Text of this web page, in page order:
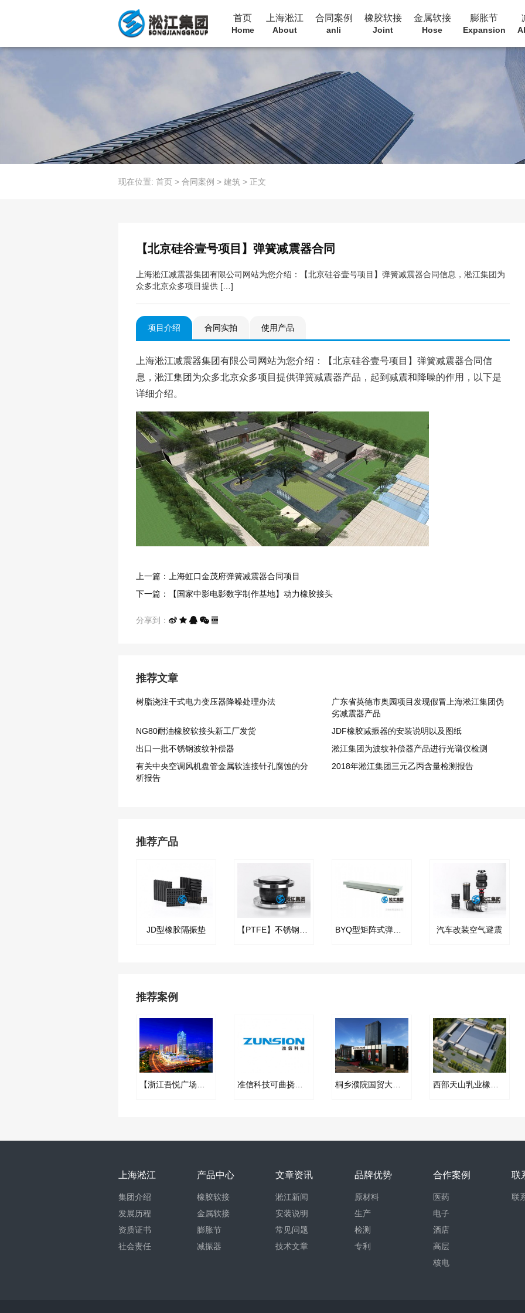
首页
Home
上海淞江
About
合同案例
anli
橡胶软接
Joint
金属软接
Hose
膨胀节
Expansion
现在位置: 首页 > 合同案例 > 建筑 > 正文
【北京硅谷壹号项目】弹簧减震器合同
上海淞江减震器集团有限公司网站为您介绍：【北京硅谷壹号项目】弹簧减震器合同信息，淞江集团为
众多北京众多项目提供 […]
项目介绍 合同实拍 使用产品
上海淞江减震器集团有限公司网站为您介绍：【北京硅谷壹号项目】弹簧减震器合同信
息，淞江集团为众多北京众多项目提供弹簧减震器产品，起到减震和降噪的作用，以下是
详细介绍。
上一篇：上海虹口金茂府弹簧减震器合同项目
下一篇：【国家中影电影数字制作基地】动力橡胶接头
分享到：
推荐文章
树脂浇注干式电力变压器降噪处理办法
广东省英德市奥园项目发现假冒上海淞江集团伪
劣减震器产品
NG80耐油橡胶软接头​新工厂发货
JDF橡胶减振器的安装说明以及图纸
出口一批不锈钢波纹补偿器
淞江集团为波纹补偿器产品进行光谱仪检测
有关中央空调风机盘管金属软连接针孔腐蚀的分
析报告
2018年淞江集团三元乙丙含量检测报告
推荐产品
JD型橡胶隔振垫 BYQ型矩阵式弹簧隔振器 汽车改装空气避震
推荐案例
【浙江吾悦广场项目】橡胶接头合同 准信科技可曲挠橡胶接头合同案例 桐乡濮院国贸大厦机房橡胶挠性接头合同项目 西部天山乳业橡胶软接头合同案例
上海淞江
集团介绍
发展历程
资质证书
社会责任
产品中心
橡胶软接
金属软接
膨胀节
减振器
文章资讯
淞江新闻
安装说明
常见问题
技术文章
品牌优势
原材料
生产
检测
专利
合作案例
医药
电子
酒店
高层
核电
联
联